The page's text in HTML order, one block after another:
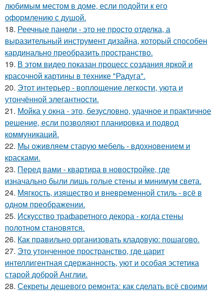
любимым местом в доме, если подойти к его
оформлению с душой.
18. Реечные панели - это не просто отделка, а
выразительный инструмент дизайна, который способен
кардинально преобразить пространство.
19. В этом видео показан процесс создания яркой и
красочной картины в технике "Радуга".
20. Этот интерьер - воплощение легкости, уюта и
утончённой элегантности.
21. Мойка у окна - это, безусловно, удачное и практичное
решение, если позволяют планировка и подвод
коммуникаций.
22. Мы оживляем старую мебель - вдохновением и
красками.
23. Перед вами - квартира в новостройке, где
изначально были лишь голые стены и минимум света.
24. Мягкость, изящество и вневременной стиль - всё в
одном преображении.
25. Искусство трафаретного декора - когда стены
полотном становятся.
26. Как правильно организовать кладовую: пошагово.
27. Это утонченное пространство, где царит
интеллигентная сдержанность, уют и особая эстетика
старой доброй Англии.
28. Секреты дешевого ремонта: как сделать всё своими